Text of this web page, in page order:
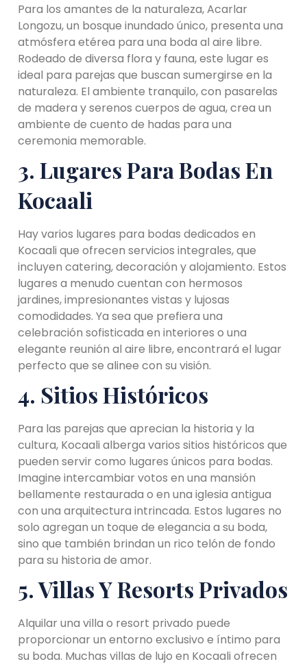
Para los amantes de la naturaleza, Acarlar
Longozu, un bosque inundado único, presenta una
atmósfera etérea para una boda al aire libre.
Rodeado de diversa flora y fauna, este lugar es
ideal para parejas que buscan sumergirse en la
naturaleza. El ambiente tranquilo, con pasarelas
de madera y serenos cuerpos de agua, crea un
ambiente de cuento de hadas para una
ceremonia memorable.
3. Lugares Para Bodas En
Kocaali
Hay varios lugares para bodas dedicados en
Kocaali que ofrecen servicios integrales, que
incluyen catering, decoración y alojamiento. Estos
lugares a menudo cuentan con hermosos
jardines, impresionantes vistas y lujosas
comodidades. Ya sea que prefiera una
celebración sofisticada en interiores o una
elegante reunión al aire libre, encontrará el lugar
perfecto que se alinee con su visión.
4. Sitios Históricos
Para las parejas que aprecian la historia y la
cultura, Kocaali alberga varios sitios históricos que
pueden servir como lugares únicos para bodas.
Imagine intercambiar votos en una mansión
bellamente restaurada o en una iglesia antigua
con una arquitectura intrincada. Estos lugares no
solo agregan un toque de elegancia a su boda,
sino que también brindan un rico telón de fondo
para su historia de amor.
5. Villas Y Resorts Privados
Alquilar una villa o resort privado puede
proporcionar un entorno exclusivo e íntimo para
su boda. Muchas villas de lujo en Kocaali ofrecen